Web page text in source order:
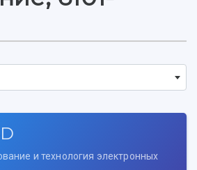
и технология электронных